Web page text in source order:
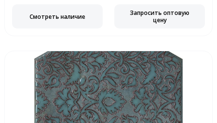
Смотреть наличие
Запросить оптовую
цену